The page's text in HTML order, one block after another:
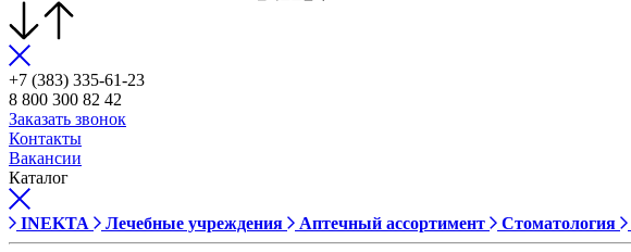
+7 (383) 335-61-23
8 800 300 82 42
Заказать звонок
Контакты
Вакансии
Каталог
INEKTA Лечебные учреждения Аптечный ассортимент Стоматология